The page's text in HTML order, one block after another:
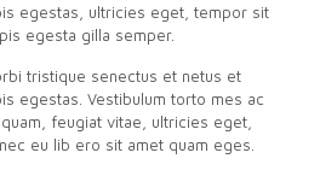
egestas, ultricies eget, tempor sit
egesta gilla semper.
tristique senectus et netus et
egestas. Vestibulum torto mes ac
feugiat vitae, ultricies eget,
eu lib ero sit amet quam eges.